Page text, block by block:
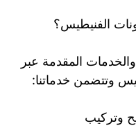
الفنيطيس؟
المقدمة عبر
وتتضمن خدماتنا:
وتركيب